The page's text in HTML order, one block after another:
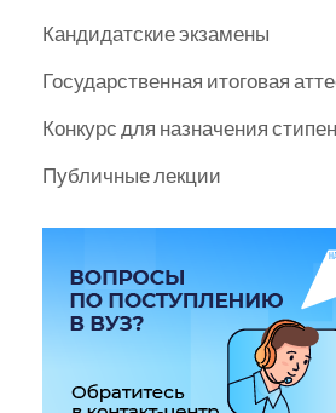
Кандидатские экзамены
Государственная итоговая
Конкурс для назначения
Публичные лекции